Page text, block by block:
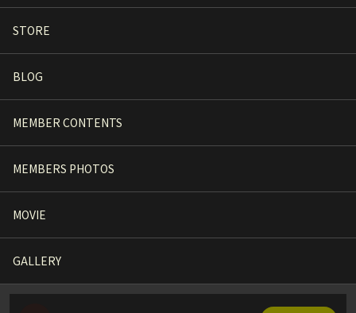
STORE
BLOG
MEMBER CONTENTS
MEMBERS PHOTOS
MOVIE
GALLERY